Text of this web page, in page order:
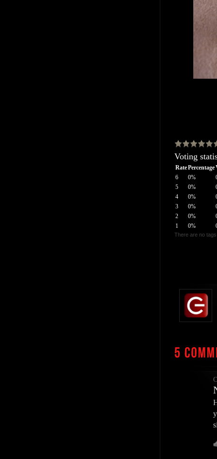
Voting
RatePercentage
6
0%
5
0%
4
0%
3
0%
2
0%
1
0%
There are no